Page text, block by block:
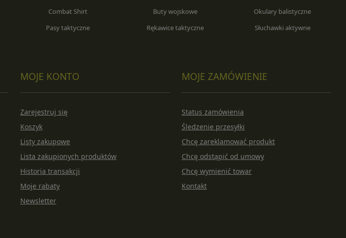
Combat Shirt
Pasy taktyczne
Buty wojskowe
Rękawice taktyczne
Okulary balistyczne
Słuchawki aktywne
MOJE ZAMÓWIENIE
Status zamówienia
Śledzenie przesyłki
Chcę zareklamować produkt
Chcę odstąpić od umowy
Chcę wymienić towar
Kontakt
MOJE KONTO
Zarejestruj się
Koszyk
Listy zakupowe
Lista zakupionych produktów
Historia transakcji
Moje rabaty
Newsletter